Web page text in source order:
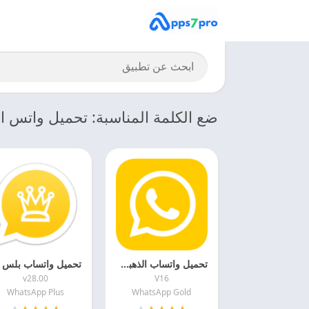
ضع الكلمة المناسبة: تحميل واتس
تحميل واتساب الذهبي 2027 WhatsApp Gold للاندرويد مجانا
V16
WhatsApp Gold
v28.00
WhatsApp Plus